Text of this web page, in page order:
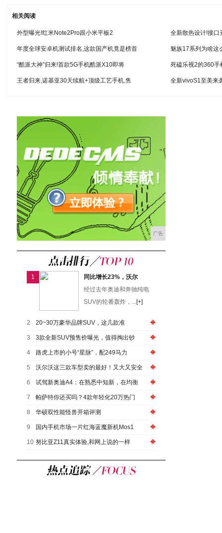
相关阅读
外型曝光!红米Note2Pro跟小米平板2 全新散热设计!接口
年度全球安卓机测试排名,这款国产机竟是榜首 魅族17系列为啥这
“酷派大神”归来!首款5G手机酷派X10即将 死磕乐视2的360手
王者归来,诺基亚30天续航+顶级工艺手机,售 全新vivoS1至美来
广告
1
同比增长23%，沃尔
经过去年奥迪和奔驰纯电
SUV的轮番轰炸，...[+]
2 20~30万豪华品牌SUV，这几款准
3 3款全新SUV预售价曝光，值得掏出钞
4 路虎上市的小号“星脉”，配249马力
5 沃尔沃这三款车型卖的最好！又大又安全
6 试驾新奥迪A4：在熟悉中知新，在均衡
7 帕萨特你还买吗？4款年轻化20万热门
8 华硕双性能怪兽开箱评测
9 国内手机市场一片红海蓝魔新机Mos1
10 努比亚Z11真实体验,和网上说的一样